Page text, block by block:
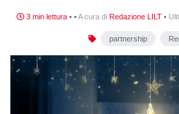
3 min lettura • • A cura di Redazione LILT •
partnership